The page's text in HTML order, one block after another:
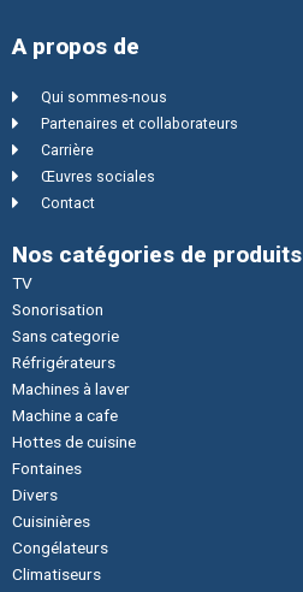
A propos de
Qui sommes-nous
Partenaires et collaborateurs
Carrière
Œuvres sociales
Contact
Nos catégories de produits
TV
Sonorisation
Sans categorie
Réfrigérateurs
Machines à laver
Machine a cafe
Hottes de cuisine
Fontaines
Divers
Cuisinières
Congélateurs
Climatiseurs